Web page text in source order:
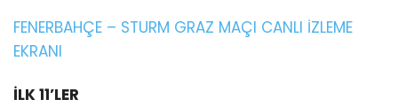
FENERBAHÇE – STURM GRAZ MAÇI CANLI İZLEME
EKRANI
İLK 11’LER